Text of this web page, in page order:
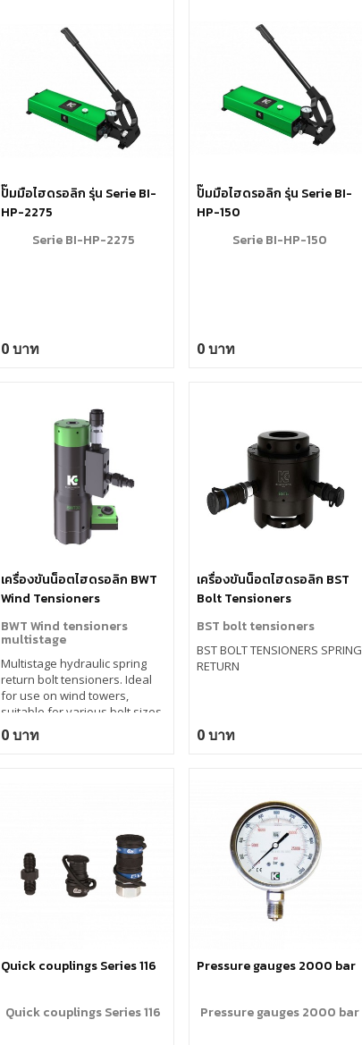
possible to apply a residual
load to the bolt itself.
Available up to 6100 kN nom.
preload, can be designed in
special material upon request.
ปั๊มมือไฮดรอลิก รุ่น Serie BI-
HP-2275
Serie BI-HP-2275
0 บาท
ปั๊มมือไฮดรอลิก รุ่น Serie BI-
HP-150
Serie BI-HP-150
0 บาท
เครื่องขันน็อตไฮดรอลิก BWT
Wind Tensioners
Multistage
BWT Wind tensioners
multistage
Multistage hydraulic spring
return bolt tensioners. Ideal
for use on wind towers,
suitable for various bolt sizes.
Operating pressure 1350 bar,
safety valve, limit switch
0 บาท
เครื่องขันน็อตไฮดรอลิก BST
Bolt Tensioners
BST bolt tensioners
BST BOLT TENSIONERS SPRING
RETURN
0 บาท
Quick couplings Series 116
Quick couplings Series 116
Pressure gauges 2000 bar
Pressure gauges 2000 bar